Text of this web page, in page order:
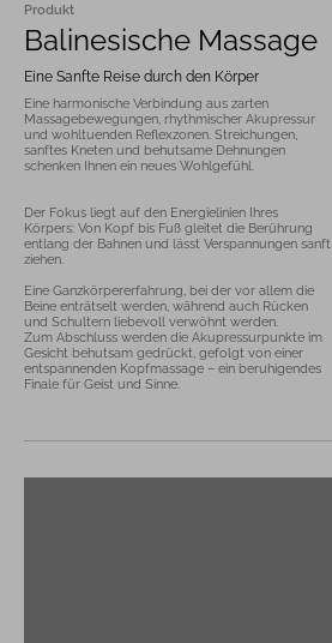
Produkt
Balinesische Massage
Eine Sanfte Reise durch den Körper
Eine harmonische Verbindung aus zarten
Massagebewegungen, rhythmischer Akupressur
und wohltuenden Reflexzonen. Streichungen,
sanftes Kneten und behutsame Dehnungen
Der Fokus liegt auf den Energielinien Ihres
Körpers: Von Kopf bis Fuß gleitet die Berührung
entlang der Bahnen und lässt Verspannungen sanft
ziehen.
Eine Ganzkörpererfahrung, bei der vor allem die
Beine enträtselt werden, während auch Rücken
und Schultern liebevoll verwöhnt werden.
Zum Abschluss werden die Akupressurpunkte im
Gesicht behutsam gedrückt, gefolgt von einer
entspannenden Kopfmassage – ein beruhigendes
Finale für Geist und Sinne.